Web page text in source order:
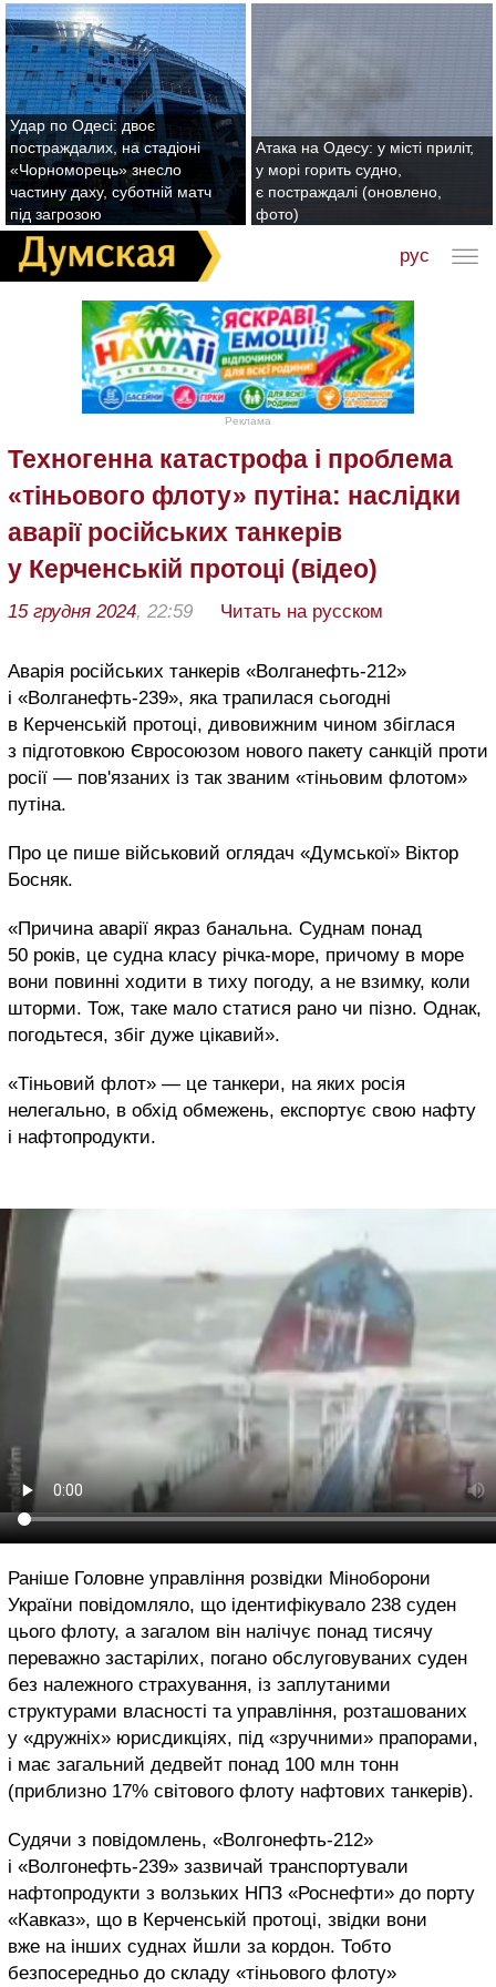
Удар по Одесі: двоє
постраждалих, на стадіоні
«Чорноморець» знесло
частину даху, суботній матч
під загрозою
Атака на Одесу: у місті приліт,
у морі горить судно,
є постраждалі (оновлено,
фото)
рус
Реклама
Техногенна катастрофа і проблема
«тіньового флоту» путіна: наслідки
аварії російських танкерів
у Керченській протоці (відео)
15 грудня 2024, 22:59 Читать на русском
Аварія російських танкерів «Волганефть-212»
і «Волганефть-239», яка трапилася сьогодні
в Керченській протоці, дивовижним чином збіглася
з підготовкою Євросоюзом нового пакету санкцій проти
росії — пов'язаних із так званим «тіньовим флотом»
путіна.
Про це пише військовий оглядач «Думської» Віктор
Босняк.
«Причина аварії якраз банальна. Суднам понад
50 років, це судна класу річка-море, причому в море
вони повинні ходити в тиху погоду, а не взимку, коли
шторми. Тож, таке мало статися рано чи пізно. Однак,
погодьтеся, збіг дуже цікавий».
«Тіньовий флот» — це танкери, на яких росія
нелегально, в обхід обмежень, експортує свою нафту
і нафтопродукти.
Раніше Головне управління розвідки Міноборони
України повідомляло, що ідентифікувало 238 суден
цього флоту, а загалом він налічує понад тисячу
переважно застарілих, погано обслуговуваних суден
без належного страхування, із заплутаними
структурами власності та управління, розташованих
у «дружніх» юрисдикціях, під «зручними» прапорами,
і має загальний дедвейт понад 100 млн тонн
(приблизно 17% світового флоту нафтових танкерів).
Судячи з повідомлень, «Волгонефть-212»
і «Волгонефть-239» зазвичай транспортували
нафтопродукти з волзьких НПЗ «Роснефти» до порту
«Кавказ», що в Керченській протоці, звідки вони
вже на інших суднах йшли за кордон. Тобто
безпосередньо до складу «тіньового флоту»